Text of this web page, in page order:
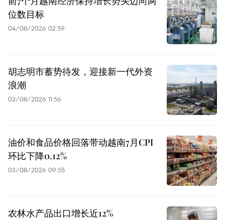
位数目标
04/08/2026 02:59
胡志明市蓄势待发，迎接新一代外资
浪潮
03/08/2026 11:56
油价和食品价格回落带动越南7月CPI
环比下降0.12%
03/08/2026 09:55
农林水产品出口增长近12%